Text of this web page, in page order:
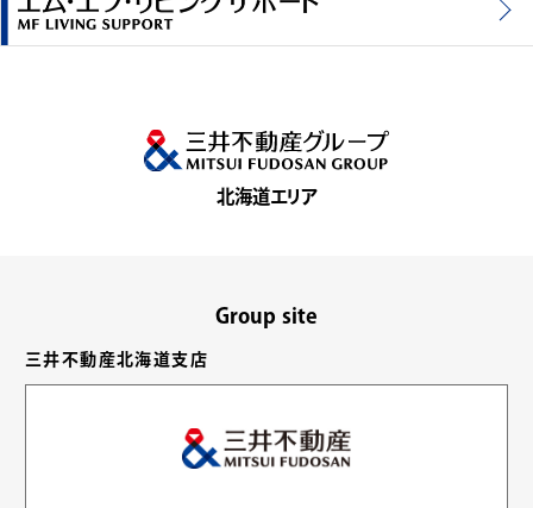
北海道エリア
Group site
三井不動産北海道支店